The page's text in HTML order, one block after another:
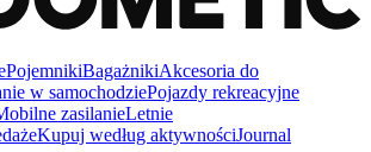
PojemnikiBagażnikiAkcesoria do
w samochodziePojazdy rekreacyjne
zasilanieLetnie
Kupuj według aktywnościJournal